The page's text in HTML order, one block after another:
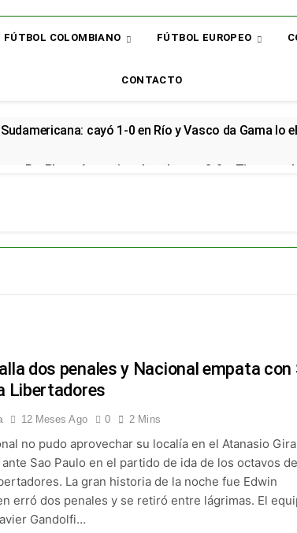
FÚTBOL COLOMBIANO FÚTBOL EUROPEO
CONTACTO
cayó 1-0 en Río y Vasco da Gama lo
BetPlay y Armani vuelve al arco: 2-0 a Tigres y
Arsenal: el sudamericano se queda en el campeón
Colombia Femenina goleó 3-0 a Puerto Rico en
goleó 7-0 a Boyacá Chicó y es líder de la Liga
arranca el 21 de agosto con el Arsenal campeón
debut de Nacional se suspendió por disturbios
dos penales y Nacional empata con
Libertadores
12 Meses Ago 0 2 Mins
no pudo aprovechar su localía en el Atanasio
Sao Paulo en el partido de ida de los octavos
La gran historia de la noche fue Edwin
erró dos penales y se retiró entre lágrimas. El
Gandolfi…